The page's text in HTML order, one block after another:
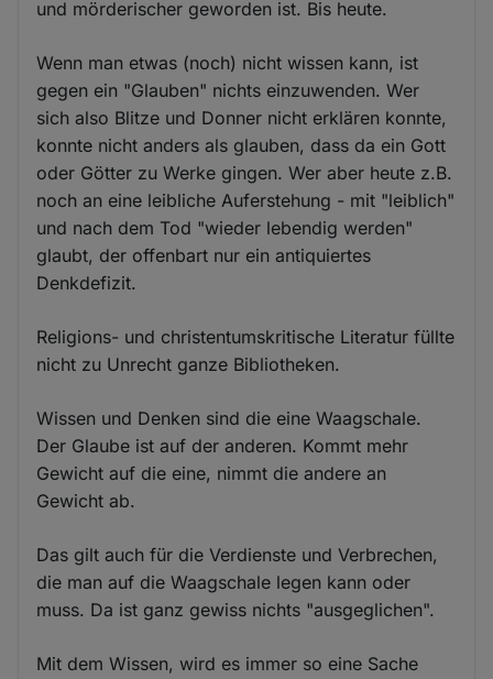
und mörderischer geworden ist. Bis heute.
Wenn man etwas (noch) nicht wissen kann, ist
gegen ein "Glauben" nichts einzuwenden. Wer
sich also Blitze und Donner nicht erklären konnte,
konnte nicht anders als glauben, dass da ein Gott
oder Götter zu Werke gingen. Wer aber heute z.B.
noch an eine leibliche Auferstehung - mit "leiblich"
und nach dem Tod "wieder lebendig werden"
glaubt, der offenbart nur ein antiquiertes
Denkdefizit.
Religions- und christentumskritische Literatur füllte
nicht zu Unrecht ganze Bibliotheken.
Wissen und Denken sind die eine Waagschale.
Der Glaube ist auf der anderen. Kommt mehr
Gewicht auf die eine, nimmt die andere an
Gewicht ab.
Das gilt auch für die Verdienste und Verbrechen,
die man auf die Waagschale legen kann oder
muss. Da ist ganz gewiss nichts "ausgeglichen".
Mit dem Wissen, wird es immer so eine Sache